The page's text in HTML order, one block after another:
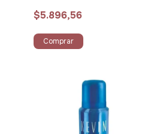
$5.896,56
Comprar